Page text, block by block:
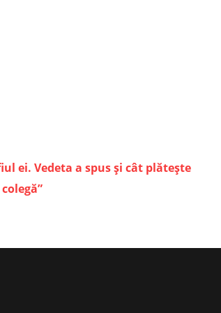
ei. Vedeta a spus și cât plătește